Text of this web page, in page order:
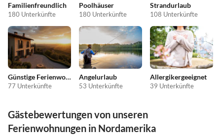
Familienfreundlich
180 Unterkünfte
Poolhäuser
180 Unterkünfte
Strandurlaub
108 Unterkünfte
Günstige Ferienwohnungen
77 Unterkünfte
Angelurlaub
53 Unterkünfte
Allergikergeeignet
39 Unterkünfte
Gästebewertungen von unseren
Ferienwohnungen in Nordamerika